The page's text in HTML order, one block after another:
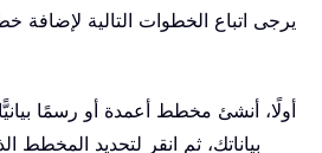
يرجى اتباع الخطوات التالية
بياناتك، ثم انقر لتحديد المخطط